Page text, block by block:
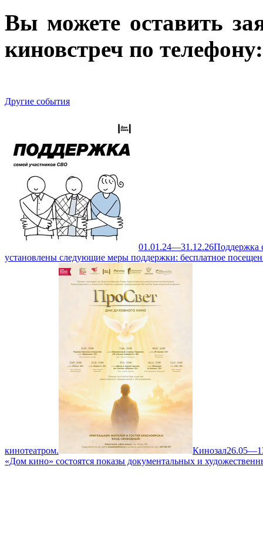
Вы можете оставить
киновстреч по
Другие события
01.01.24—31.12.26Поддержка
установлены следующие меры поддержки: бесплатное
кинотеатром. Кинозал
«Дом кино» состоятся показы документальных и